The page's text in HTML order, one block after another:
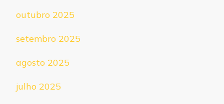
outubro 2025
setembro 2025
agosto 2025
julho 2025